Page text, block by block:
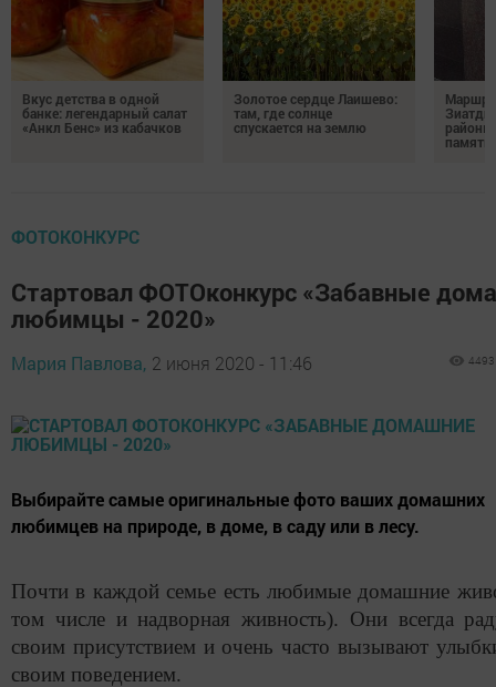
Вкус детства в одной
банке: легендарный салат
«Анкл Бенс» из кабачков
Золотое сердце Лаишево:
там, где солнце
спускается на землю
районы
память
ФОТОКОНКУРС
Стартовал ФОТОконкурс «Забавные
любимцы - 2020»
Мария Павлова, 2 июня 2020 - 11:46 4493
Выбирайте самые оригинальные фото ваших домашних
любимцев на природе, в доме, в саду или в лесу.
Почти в каждой семье есть любимые домашние
том числе и надворная живность). Они всегда
своим присутствием и очень часто вызывают
своим поведением.